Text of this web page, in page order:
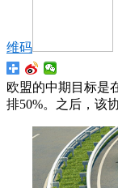
维码
欧盟的中期目标是
排50%。之后，该